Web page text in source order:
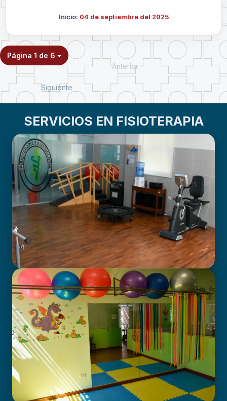
Inicio: 04 de septiembre del 2025
Página 1 de 6
Anterior
Siguiente
SERVICIOS EN FISIOTERAPIA
GABINETE DE FISIOTERAPIA